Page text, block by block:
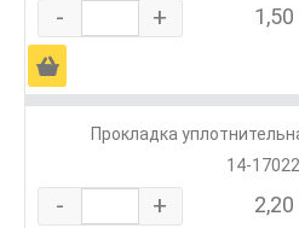
- +
Ä
Прокладка
14-
- +